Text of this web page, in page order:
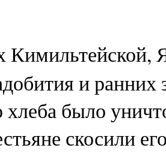
Кимильтейской,
и
хлеба было
скосили